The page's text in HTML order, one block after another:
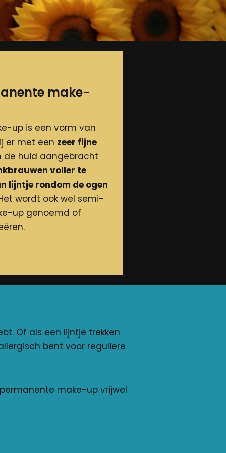
make-
up is een vorm van
er met een zeer fijne
huid aangebracht
voller te
lijntje rondom de ogen
wordt ook wel semi-
up genoemd of
Of als een lijntje trekken
bent voor reguliere
make-up vrijwel